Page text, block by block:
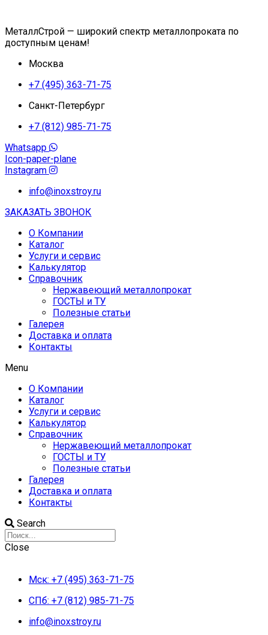
МеталлСтрой — широкий спектр металлопроката по
доступным ценам!
Москва
+7 (495) 363-71-75
Санкт-Петербург
+7 (812) 985-71-75
Whatsapp
Icon-paper-plane
Instagram
info@inoxstroy.ru
ЗАКАЗАТЬ ЗВОНОК
О Компании
Каталог
Услуги и сервис
Калькулятор
Справочник
Нержавеющий металлопрокат
ГОСТЫ и ТУ
Полезные статьи
Галерея
Доставка и оплата
Контакты
Menu
О Компании
Каталог
Услуги и сервис
Калькулятор
Справочник
Нержавеющий металлопрокат
ГОСТЫ и ТУ
Полезные статьи
Галерея
Доставка и оплата
Контакты
Search
Close
Мск: +7 (495) 363-71-75
СПб: +7 (812) 985-71-75
info@inoxstroy.ru